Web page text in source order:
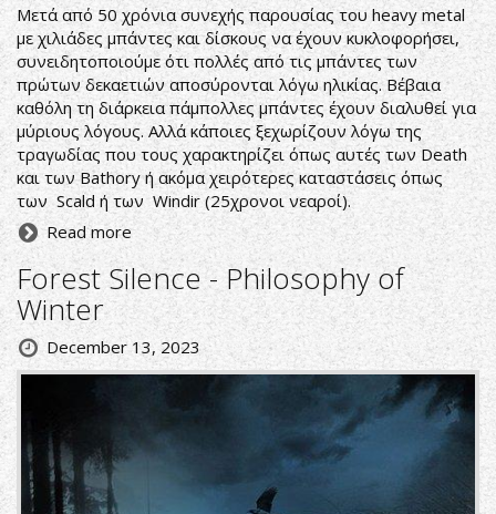
Μετά από 50 χρόνια συνεχής παρουσίας του heavy metal
με χιλιάδες μπάντες και δίσκους να έχουν κυκλοφορήσει,
συνειδητοποιούμε ότι πολλές από τις μπάντες των
πρώτων δεκαετιών αποσύρονται λόγω ηλικίας. Βέβαια
καθόλη τη διάρκεια πάμπολλες μπάντες έχουν διαλυθεί για
μύριους λόγους. Αλλά κάποιες ξεχωρίζουν λόγω της
τραγωδίας που τους χαρακτηρίζει όπως αυτές των Death
και των Bathory ή ακόμα χειρότερες καταστάσεις όπως
των Scald ή των Windir (25χρονοι νεαροί).
Read more
Forest Silence - Philosophy of
Winter
December 13, 2023